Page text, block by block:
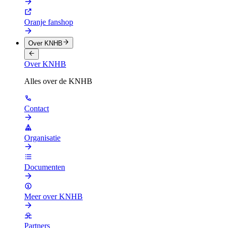
Oranje fanshop
Over KNHB
Over KNHB
Alles over de KNHB
Contact
Organisatie
Documenten
Meer over KNHB
Partners